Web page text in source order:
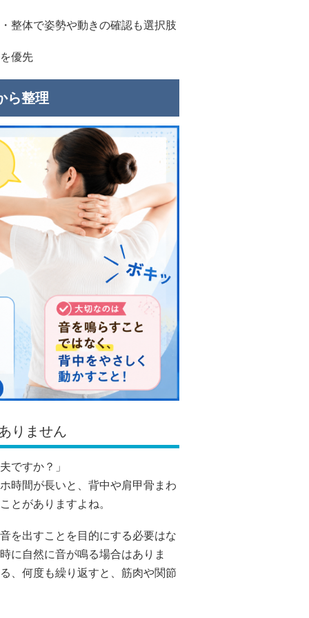
整体で姿勢や動きの確認も選択肢
優先
ら整理
りません
ですか？」
時間が長いと、背中や肩甲骨まわ
とがありますよね。
を出すことを目的にする必要はな
に自然に音が鳴る場合はありま
、何度も繰り返すと、筋肉や関節